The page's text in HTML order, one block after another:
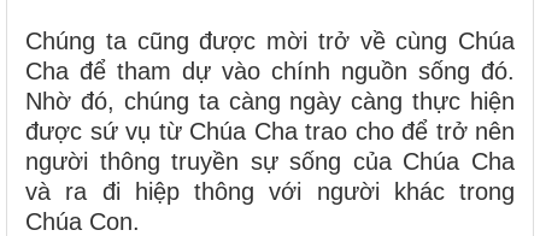
Chúng ta cũng được mời trở về cùng Chúa
Cha để tham dự vào chính nguồn sống đó.
Nhờ đó, chúng ta càng ngày càng thực hiện
được sứ vụ từ Chúa Cha trao cho để trở nên
người thông truyền sự sống của Chúa Cha
và ra đi hiệp thông với người khác trong
Chúa Con.